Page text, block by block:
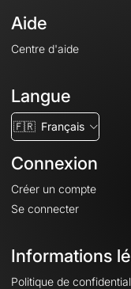
Aide
Centre d'aide
Langue
🇫🇷 Français
Connexion
Créer un compte
Se connecter
Informations
Politique de